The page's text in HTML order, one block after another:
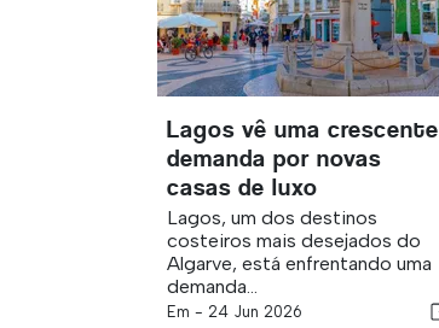
Lagos vê uma crescente
demanda por novas
casas de luxo
Lagos, um dos destinos
costeiros mais desejados do
Algarve, está enfrentando uma
demanda...
Em - 24 Jun 2026